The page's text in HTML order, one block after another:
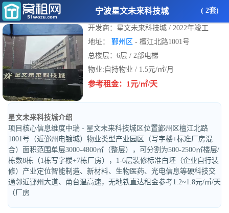
宁波星文未来科技城 ( 2套)
开发商：星文未来科技城 / 2022年竣工
地址： 鄞州区 - 檀江北路1001号
总楼层：6层 / 2部电梯
物业:自持物业 / 1.5元/㎡/月
参考租金：1元/㎡/天
星文未来科技城介绍
项目核心信息维度中瑞 - 星文未来科技城区位置鄞州区檀江北路
1001号（近鄞州电镀城）物业类型产业园区（写字楼+标准厂房混
合）面积范围单层3000-4800㎡（整层），可分割为500-2500㎡楼层/
栋数8栋（1栋写字楼+7栋厂房），1-6层装修标准白坯（企业自行装
修）产业定位智能制造、新材料、生物医药、光电信息等硬科技交
通邻近鄞州大道、甬台温高速，无地铁直达租金参考1.2~1.8元/㎡/天
（厂房